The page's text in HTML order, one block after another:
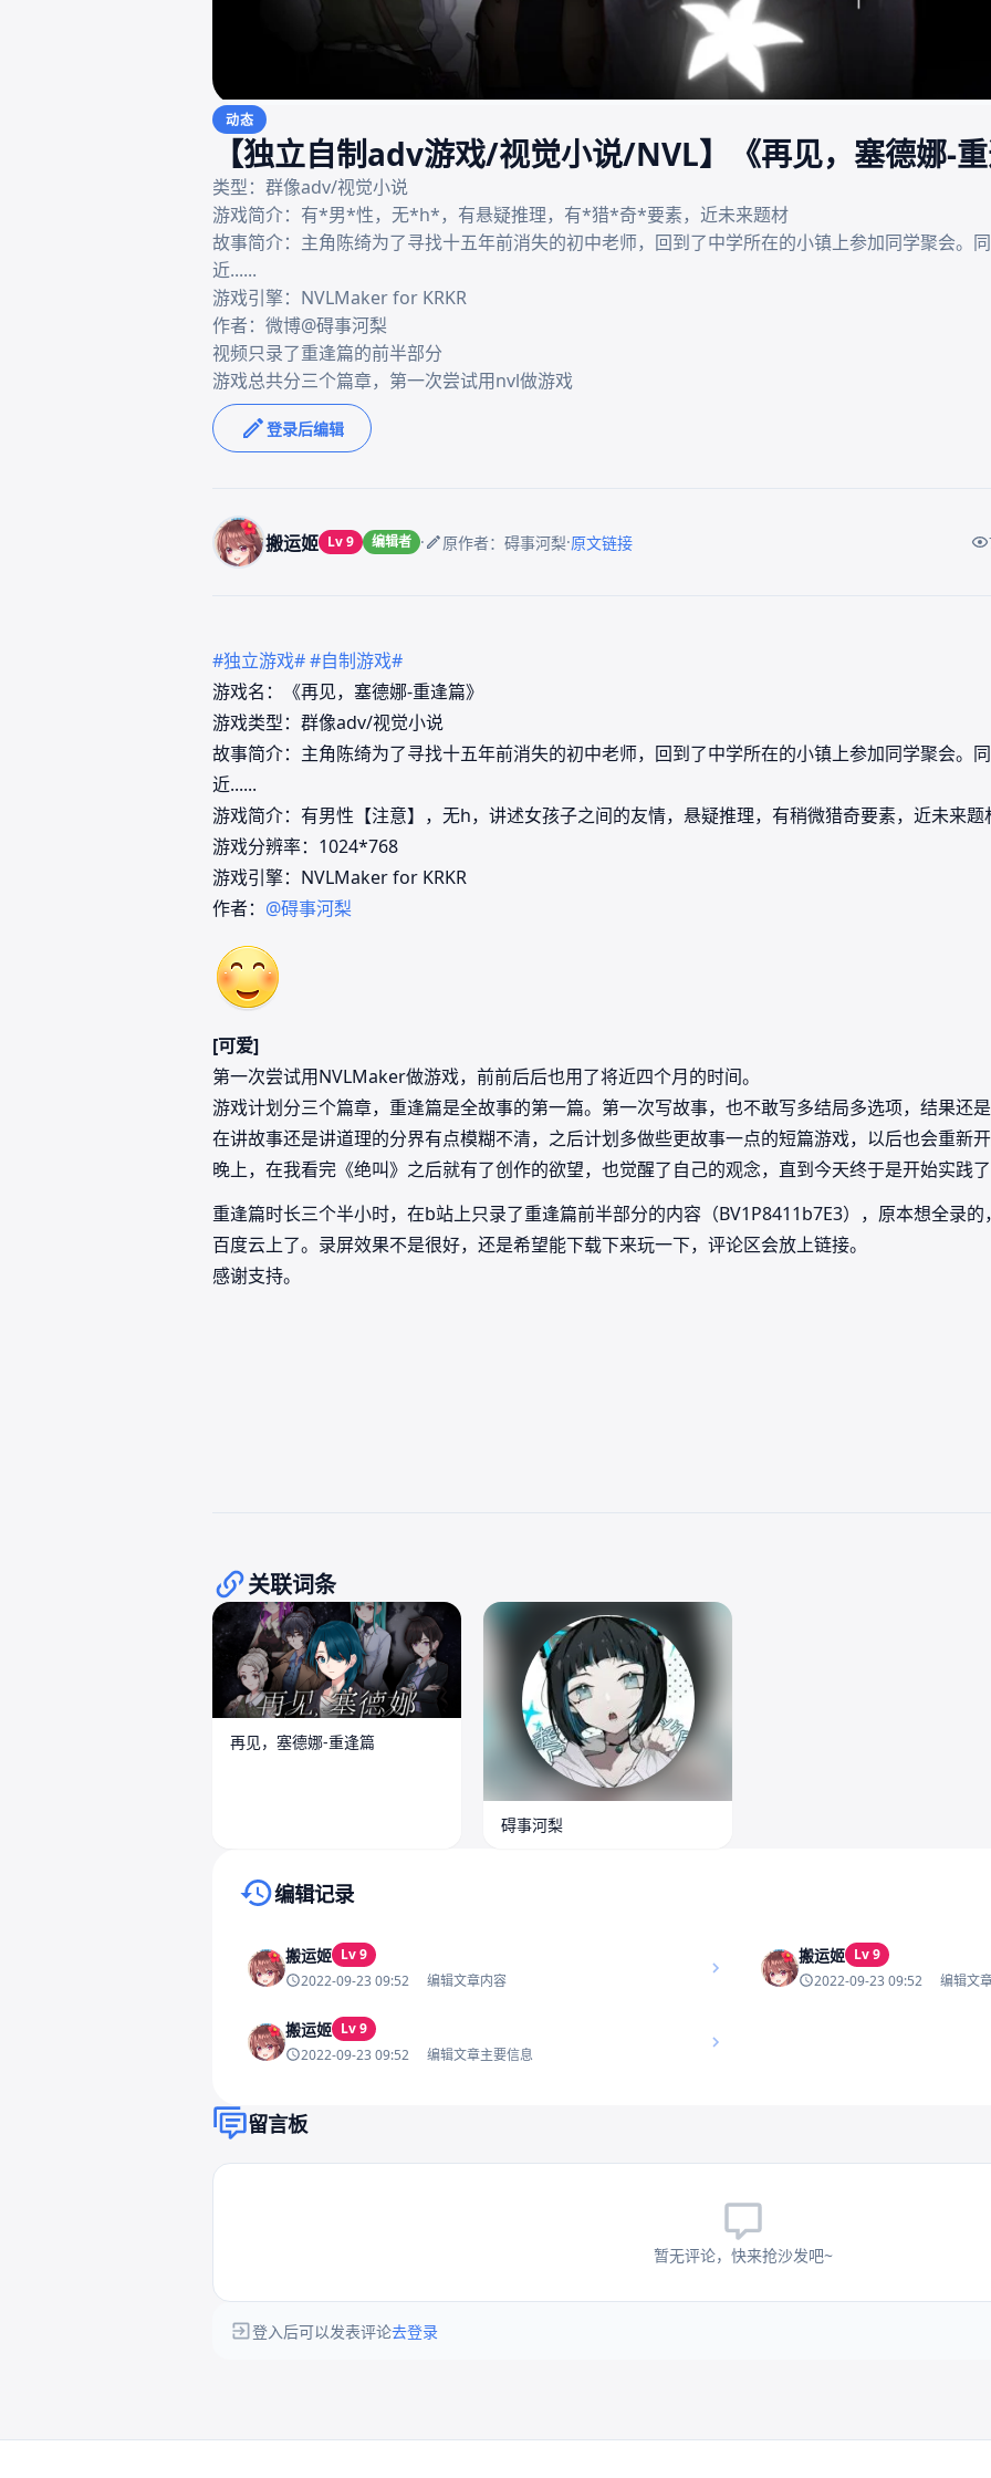
动态
【独立自制adv游戏/视觉小说/NVL】《再见，塞德娜-
类型：群像adv/视觉小说
游戏简介：有*男*性，无*h*，有悬疑推理，有*猎*奇*要素，近未来题材
故事简介：主角陈绮为了寻找十五年前消失的初中老师，回到了中学所在的小镇上参加同学聚会。
近......
游戏引擎：NVLMaker for KRKR
作者：微博@碍事河梨
视频只录了重逢篇的前半部分
游戏总共分三个篇章，第一次尝试用nvl做游戏
登录后编辑
搬运姬 Lv 9 编辑者 · 原作者：碍事河梨·原文链接
#独立游戏##自制游戏#
游戏名：《再见，塞德娜-重逢篇》
游戏类型：群像adv/视觉小说
故事简介：主角陈绮为了寻找十五年前消失的初中老师，回到了中学所在的小镇上参加同学聚会。
近......
游戏简介：有男性【注意】，无h，讲述女孩子之间的友情，悬疑推理，有稍微猎奇要素，近未来
游戏分辨率：1024*768
游戏引擎：NVLMaker for KRKR
作者： @碍事河梨
[可爱]
第一次尝试用NVLMaker做游戏，前前后后也用了将近四个月的时间。
游戏计划分三个篇章，重逢篇是全故事的第一篇。第一次写故事，也不敢写多结局多选项，结果还
在讲故事还是讲道理的分界有点模糊不清，之后计划多做些更故事一点的短篇游戏，以后也会重新
晚上，在我看完《绝叫》之后就有了创作的欲望，也觉醒了自己的观念，直到今天终于是开始实践
重逢篇时长三个半小时，在b站上只录了重逢篇前半部分的内容（BV1P8411b7E3），原本想全录
百度云上了。录屏效果不是很好，还是希望能下载下来玩一下，评论区会放上链接。
感谢支持。
关联词条
再见，塞德娜-重逢篇
碍事河梨
编辑记录
搬运姬 Lv 9
2022-09-23 09:52
编辑文章内容
搬运姬 Lv 9
2022-09-23 09:52
编辑文
搬运姬 Lv 9
2022-09-23 09:52
编辑文章主要信息
留言板
暂无评论，快来抢沙发吧~
登入后可以发表评论去登录